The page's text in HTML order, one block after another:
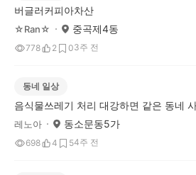
버글러커피아차산
☆Ran☆ 중곡제4동
778 2 03주 전
동네 일상
레노아 동소문동5가
698 4 54주 전